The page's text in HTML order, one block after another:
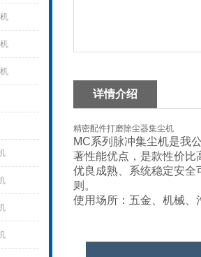
详情介绍
精密配件打磨除尘器集尘机
MC系列脉冲集尘机是我
著性能优点，是款性价比
优良成熟、系统稳定安全
则。
使用场所：五金、机械、